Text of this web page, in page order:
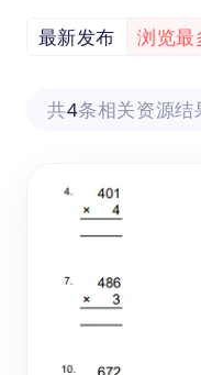
最新发布 浏览最
共4条相关资源结